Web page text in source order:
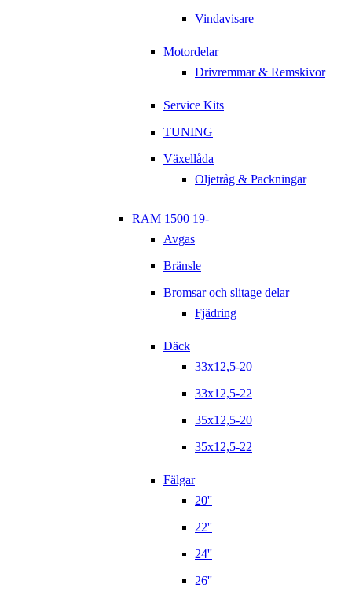
Vindavisare
Motordelar
Drivremmar & Remskivor
Service Kits
TUNING
Växellåda
Oljetråg & Packningar
RAM 1500 19-
Avgas
Bränsle
Bromsar och slitage delar
Fjädring
Däck
33x12,5-20
33x12,5-22
35x12,5-20
35x12,5-22
Fälgar
20''
22''
24''
26''